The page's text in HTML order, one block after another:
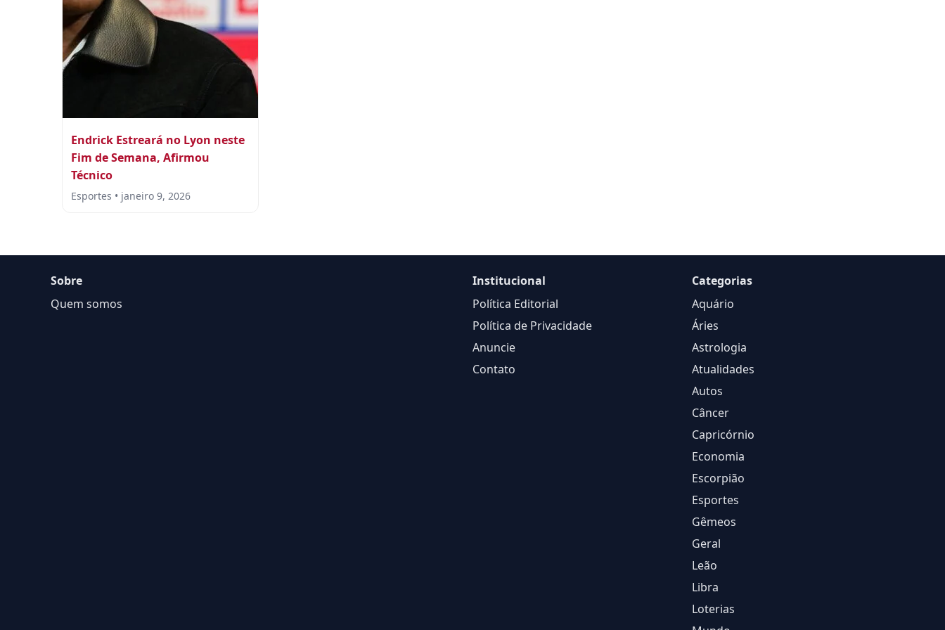
Endrick Estreará no Lyon neste
Fim de Semana, Afirmou
Técnico
Esportes • janeiro 9, 2026
Sobre
Quem somos
Institucional
Política Editorial
Política de Privacidade
Anuncie
Contato
Categorias
Aquário
Áries
Astrologia
Atualidades
Autos
Câncer
Capricórnio
Economia
Escorpião
Esportes
Gêmeos
Geral
Leão
Libra
Loterias